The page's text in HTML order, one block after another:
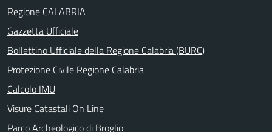
Regione CALABRIA
Gazzetta Ufficiale
Bollettino Ufficiale della Regione Calabria (BURC)
Protezione Civile Regione Calabria
Calcolo IMU
Visure Catastali On Line
Parco Archeologico di Broglio